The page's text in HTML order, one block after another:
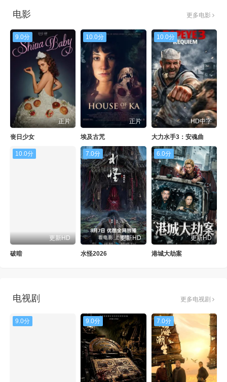
电影 更多电影
9.0分
正片
丧日少女
10.0分
正片
埃及古咒
10.0分
HD中字
大力水手3：安魂曲
10.0分
更新HD
破暗
7.0分
更新HD
水怪2026
6.0分
更新HD
港城大劫案
电视剧 更多电视剧
9.0分 9.0分 7.0分